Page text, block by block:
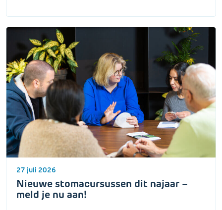
27 juli 2026
Nieuwe stomacursussen dit najaar –
meld je nu aan!